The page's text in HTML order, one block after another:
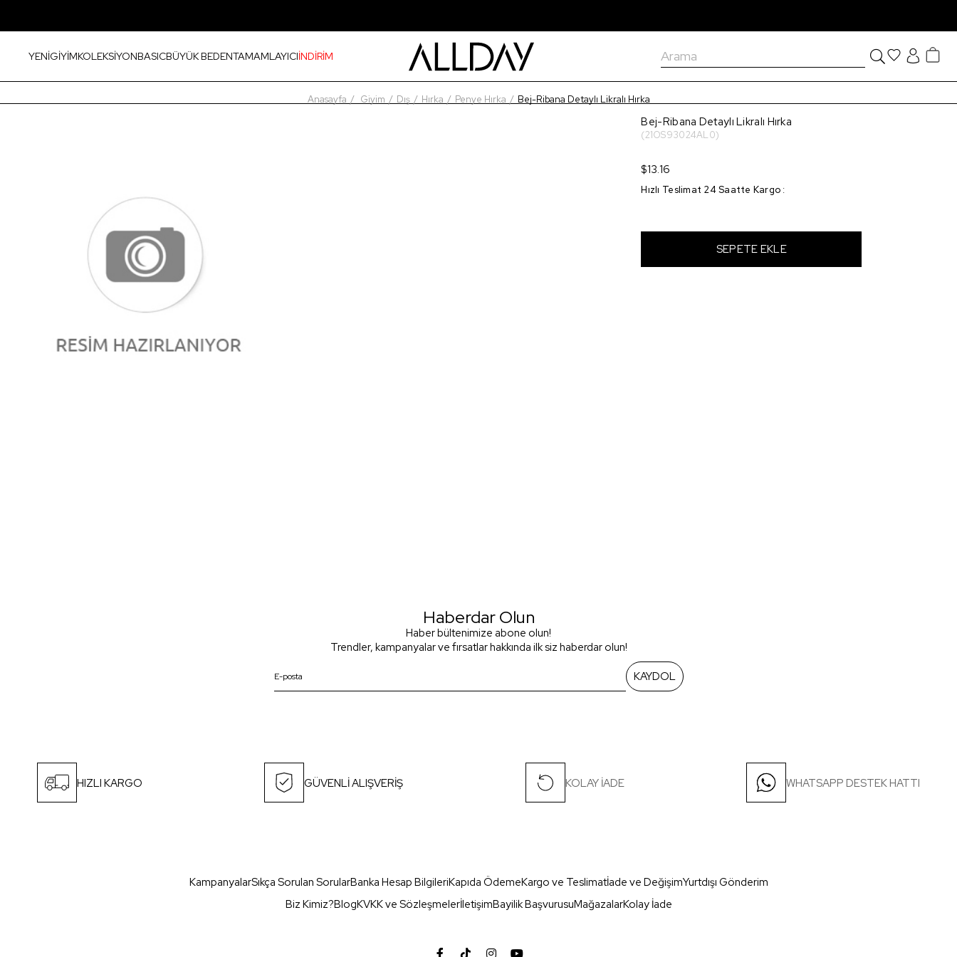
YENİGİYİMKOLEKSİYONBASICBÜYÜK BEDENTAMAMLAYICIİNDİRİM
Anasayfa Giyim Dış Hırka Penye Hırka Bej-Ribana Detaylı Likralı Hırka
Bej-Ribana Detaylı Likralı Hırka
(21OS93024AL0)
$13.16
Hızlı Teslimat 24 Saatte Kargo :
Haberdar Olun
Haber bültenimize abone olun!
Trendler, kampanyalar ve fırsatlar hakkında ilk siz haberdar olun!
KAYDOL
HIZLI KARGO GÜVENLİ ALIŞVERİŞ KOLAY İADE WHATSAPP DESTEK HATTI
KampanyalarSıkça Sorulan SorularBanka Hesap BilgileriKapıda ÖdemeKargo ve Teslimatİade ve DeğişimYurtdışı Gönderim
Biz Kimiz?BlogKVKK ve SözleşmelerİletişimBayilik BaşvurusuMağazalarKolay İade